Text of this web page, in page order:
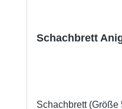
Schachbrett
Schachbrett